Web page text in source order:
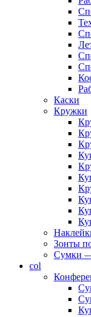
Каски
Кружки
Зонты
Сумки —
col